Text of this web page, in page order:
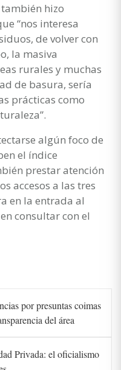
hizo
“nos interesa
de volver con
la masiva
rurales y muchas
de basura, sería
prácticas como
algún foco de
el índice
prestar atención
accesos a las tres
en la entrada al
consultar con el
por presuntas coimas
del área
Privada: el oficialismo